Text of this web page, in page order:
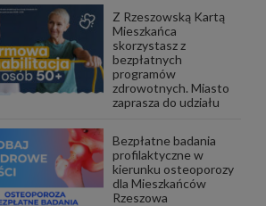
Z Rzeszowską Kartą
Mieszkańca
skorzystasz z
bezpłatnych
programów
zdrowotnych. Miasto
zaprasza do udziału
Bezpłatne badania
profilaktyczne w
kierunku osteoporozy
dla Mieszkańców
Rzeszowa